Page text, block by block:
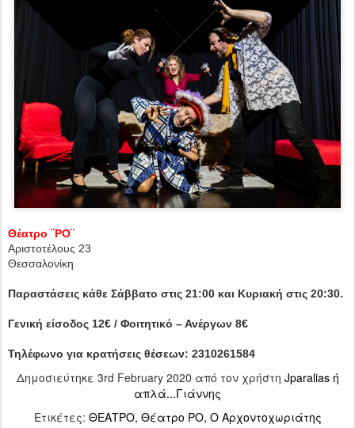
Θέατρο ¨ΡΟ¨
Αριστοτέλους 23
Θεσσαλονίκη
Παραστάσεις κάθε Σάββατο στις 21:00 και Κυριακή στις 20:30.
Γενική είσοδος 12€ / Φοιτητικό – Ανέργων 8€
Τηλέφωνο για κρατήσεις θέσεων: 2310261584
Δημοσιεύτηκε 3rd February 2020 από τον χρήστη Jparalias ή
απλά...Γιάννης
Ετικέτες: ΘΕΑΤΡΟ Θέατρο ΡΟ Ο Αρχοντοχωριάτης